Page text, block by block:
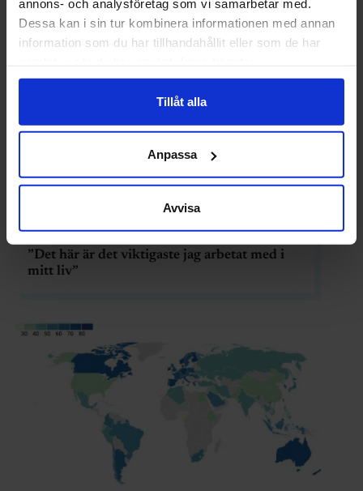
annons- och analysföretag som vi samarbetar med.
Dessa kan i sin tur kombinera informationen med annan
information som du har tillhandahållit eller som de har
Tillåt alla
Anpassa
Avvisa
INGENJÖREN
”Det här är det viktigaste jag arbetat med i
mitt liv”